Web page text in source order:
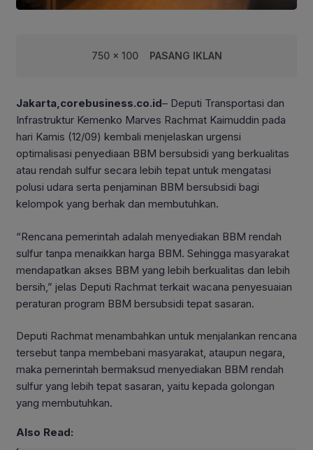
750 x 100 PASANG IKLAN
Jakarta,corebusiness.co.id– Deputi Transportasi dan
Infrastruktur Kemenko Marves Rachmat Kaimuddin pada
hari Kamis (12/09) kembali menjelaskan urgensi
optimalisasi penyediaan BBM bersubsidi yang berkualitas
atau rendah sulfur secara lebih tepat untuk mengatasi
polusi udara serta penjaminan BBM bersubsidi bagi
kelompok yang berhak dan membutuhkan.
“Rencana pemerintah adalah menyediakan BBM rendah
sulfur tanpa menaikkan harga BBM. Sehingga masyarakat
mendapatkan akses BBM yang lebih berkualitas dan lebih
bersih,” jelas Deputi Rachmat terkait wacana penyesuaian
peraturan program BBM bersubsidi tepat sasaran.
Deputi Rachmat menambahkan untuk menjalankan rencana
tersebut tanpa membebani masyarakat, ataupun negara,
maka pemerintah bermaksud menyediakan BBM rendah
sulfur yang lebih tepat sasaran, yaitu kepada golongan
yang membutuhkan.
Also Read: